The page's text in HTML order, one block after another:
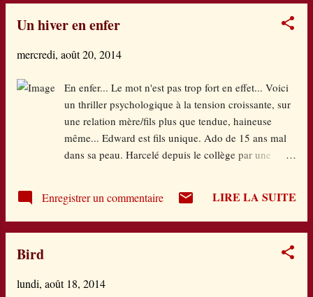
révolte gronde à la veille de rentrer dans ce
finalement. Mais doser sa nullité va s'avérer
quand on tombe amoureux, qu'on se fait un
ami, celui le plus nul de la classe, et un
ennemi, le plus arrogant de cette même classe.
S"ajoute un concours de maths orchestré par
un prof maléfique, une psychologue qui la joue
une sœur terrorisante et amoureuse elle
Un hiver en enfer
mercredi, août 20, 2014
En enfer... Le mot n'est pas trop fort en effet... Voici
un thriller psychologique à la tension croissante, sur
une relation mère/fils plus que tendue, haineuse
même... Edward est fils unique. Ado de 15 ans mal
dans sa peau. Harcelé depuis le collège par une
internationale. Sa mère, internée depuis sa naissance.
Il se réfugie dans le virtuel des jeux vidéos sous le
invincible et meneur. Balloté affectivement parmi les
sa place, sauf à côté de ce père qu'il vénère. Le
Enregistrer un commentaire LIRE LA SUITE
Bird
lundi, août 18, 2014